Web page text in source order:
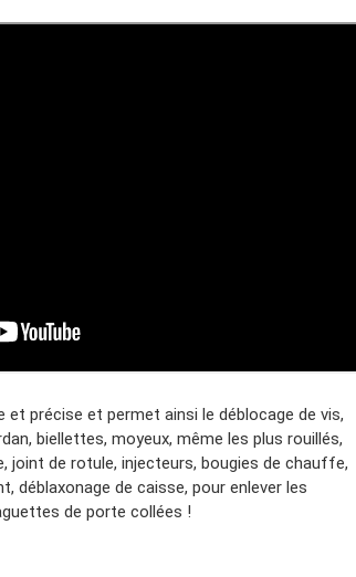
précise et permet ainsi le déblocage de vis,
biellettes, moyeux, même les plus rouillés,
joint de rotule, injecteurs, bougies de chauffe,
déblaxonage de caisse, pour enlever les
de porte collées !